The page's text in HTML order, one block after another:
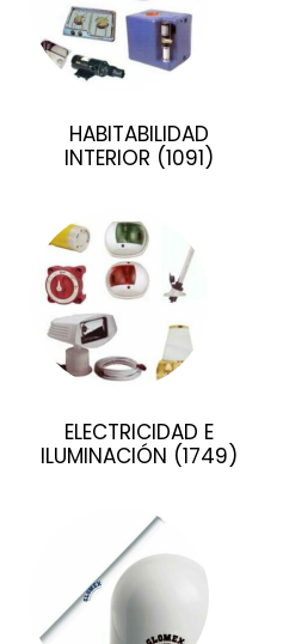
HABITABILIDAD
INTERIOR (1091)
ELECTRICIDAD E
ILUMINACIÓN (1749)